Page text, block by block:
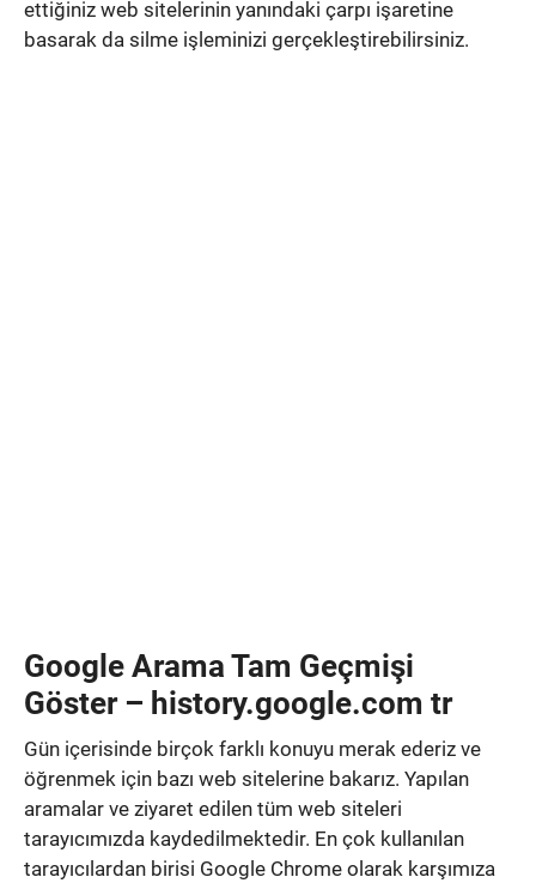
ettiğiniz web sitelerinin yanındaki çarpı işaretine
basarak da silme işleminizi gerçekleştirebilirsiniz.
Google Arama Tam Geçmişi
Göster – history.google.com tr
Gün içerisinde birçok farklı konuyu merak ederiz ve
öğrenmek için bazı web sitelerine bakarız. Yapılan
aramalar ve ziyaret edilen tüm web siteleri
tarayıcımızda kaydedilmektedir. En çok kullanılan
tarayıcılardan birisi Google Chrome olarak karşımıza